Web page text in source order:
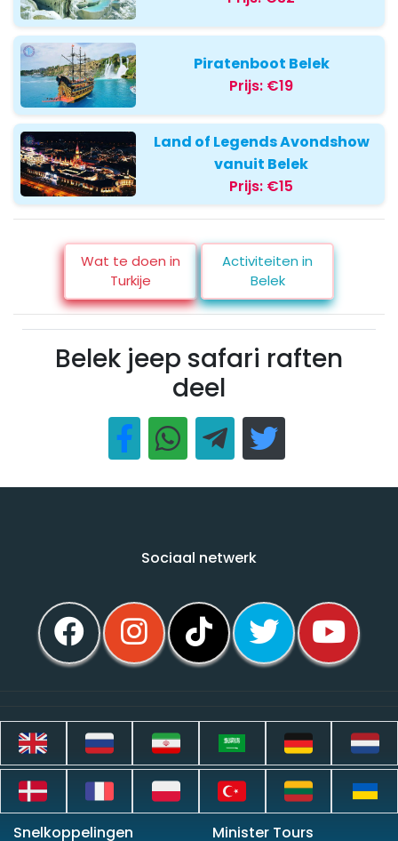
Piratenboot Belek
Prijs: €19
Land of Legends Avondshow
vanuit Belek
Prijs: €15
Wat te doen in
Turkije
Activiteiten in
Belek
Belek jeep safari raften
deel
Sociaal netwerk
Snelkoppelingen Minister Tours